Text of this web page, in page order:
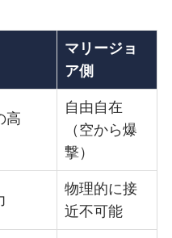
マリージョ
ア側
高
自由自在
（空から爆
撃）
物理的に接
近不可能